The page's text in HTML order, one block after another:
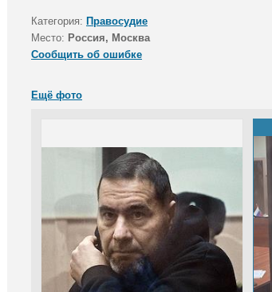
Категория: Правосудие
Место: Россия, Москва
Сообщить об ошибке
Ещё фото